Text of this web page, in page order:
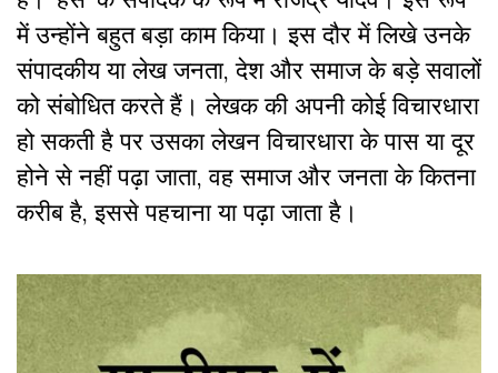
में उन्होंने बहुत बड़ा काम किया। इस दौर में लिखे उनके
संपादकीय या लेख जनता, देश और समाज के बड़े सवालों
को संबोधित करते हैं। लेखक की अपनी कोई विचारधारा
हो सकती है पर उसका लेखन विचारधारा के पास या दूर
होने से नहीं पढ़ा जाता, वह समाज और जनता के कितना
करीब है, इससे पहचाना या पढ़ा जाता है।